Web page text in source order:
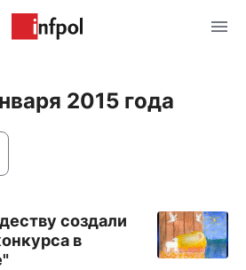
2015 года
создали
в